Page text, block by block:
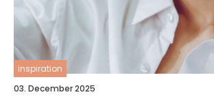
inspiration
03. December 2025